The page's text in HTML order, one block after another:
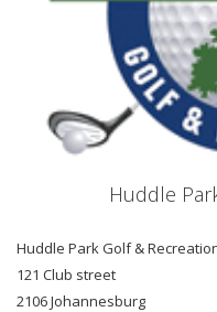
Huddle
Huddle Park Golf &
121 Club street
2106 Johannesburg